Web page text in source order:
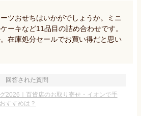
ツおせちはいかがでしょうか。ミニ
ーキなど11品目の詰め合わせです。
在庫処分セールでお買い得だと思い
回答された質問
2026｜百貨店のお取り寄せ・イオンで手
すすめは？